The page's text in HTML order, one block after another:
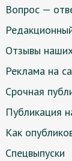
Вопрос —
Отзывы
Реклама на
Срочная
Публикация
Как
Спецвыпуски